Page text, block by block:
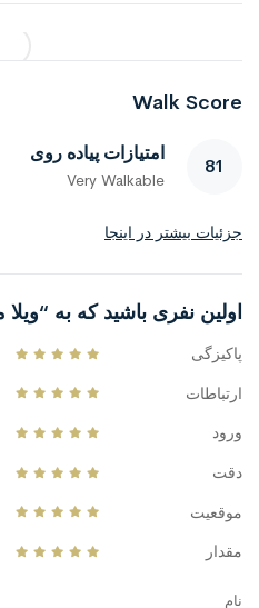
Walk Score
81
امتیازات پیاده روی
Very Walkable
جزئیات بیشتر در اینجا
اولین نفری باشید که به
پاکیزگی
ارتباطات
ورود
دقت
موقعیت
مقدار
نام